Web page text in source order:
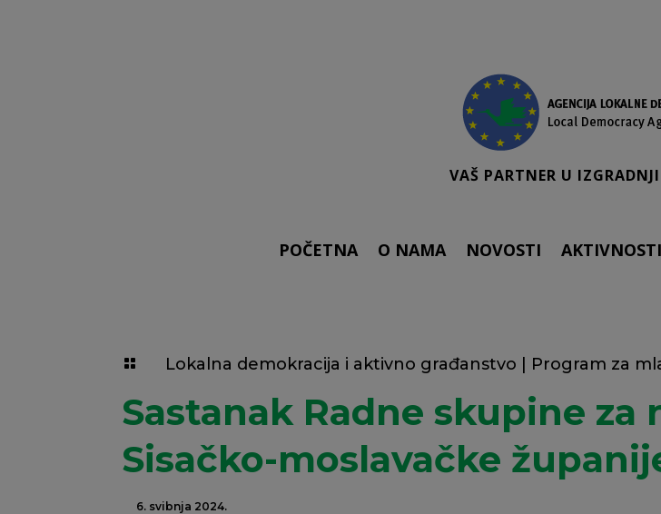
VAŠ PARTNER U
POČETNA O NAMA NOVOSTI AKTIVNOSTI
 Lokalna demokracija i aktivno građanstvo Program za
Sastanak Radne skupine za
Sisačko-moslavačke
6. svibnja 2024.